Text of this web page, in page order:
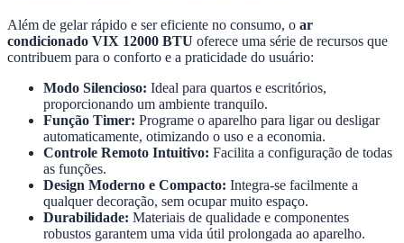
Além de gelar rápido e ser eficiente no consumo, o ar
condicionado VIX 12000 BTU oferece uma série de recursos que
contribuem para o conforto e a praticidade do usuário:
Modo Silencioso: Ideal para quartos e escritórios,
proporcionando um ambiente tranquilo.
Função Timer: Programe o aparelho para ligar ou desligar
automaticamente, otimizando o uso e a economia.
Controle Remoto Intuitivo: Facilita a configuração de todas
as funções.
Design Moderno e Compacto: Integra-se facilmente a
qualquer decoração, sem ocupar muito espaço.
Durabilidade: Materiais de qualidade e componentes
robustos garantem uma vida útil prolongada ao aparelho.